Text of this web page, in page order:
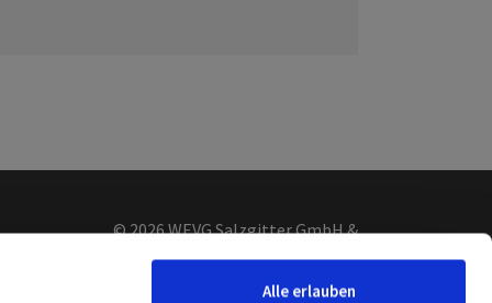
Alle erlauben
© 2026 WEVG Salzgitter GmbH &
Co. KG